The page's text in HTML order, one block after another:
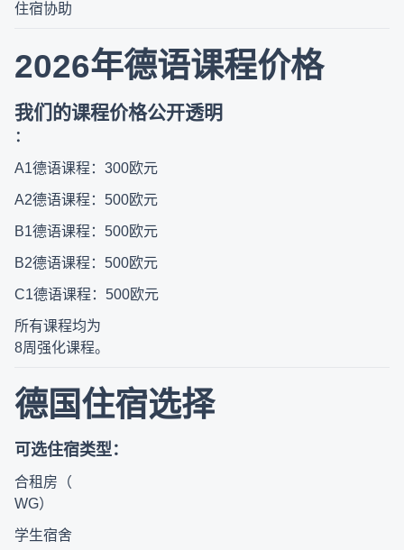
住宿协助
2026年德语课程价格
我们的课程价格公开透明
：
A1德语课程： 300欧元
A2德语课程： 500欧元
B1德语课程： 500欧元
B2德语课程： 500欧元
C1德语课程： 500欧元
所有课程均为
8周强化课程。
德国住宿选择
可选住宿类型：
合租房（
WG）
学生宿舍